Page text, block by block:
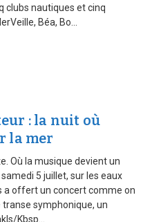
clubs nautiques et cinq
Béa, Bo...
: la nuit où
la mer
Où la musique devient un
5 juillet, sur les eaux
a offert un concert comme on
transe symphonique, un
Kbsp...